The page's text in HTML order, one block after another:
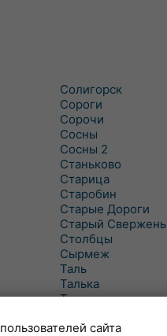
Солигорск
Сороги
Сорочи
Сосны
Сосны 2
Станьково
Старица
Старобин
Старые Дороги
Старый Свержень
Столбцы
Сырмеж
Таль
Талька
Танежицы
Турец-Бояры
сайта